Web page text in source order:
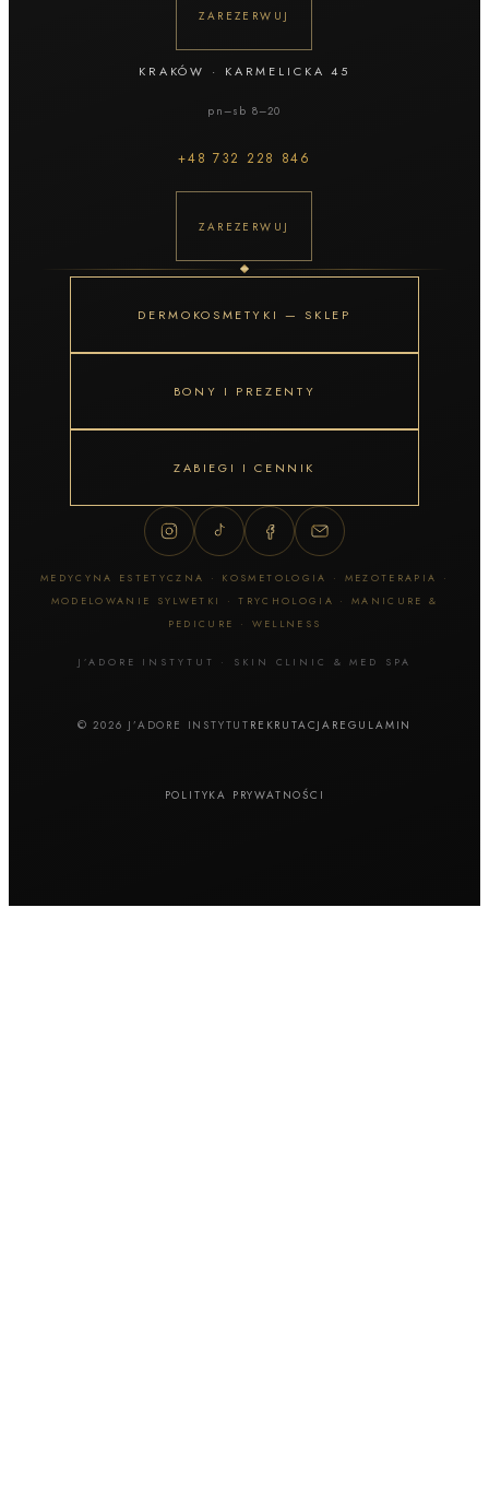
ZAREZERWUJ
KRAKÓW · KARMELICKA 45
pn–sb 8–20
+48732 228 846
ZAREZERWUJ
DERMOKOSMETYKI — SKLEP
BONY I PREZENTY
ZABIEGI I CENNIK
MEDYCYNA ESTETYCZNA · KOSMETOLOGIA · MEZOTERAPIA ·
MODELOWANIE SYLWETKI · TRYCHOLOGIA · MANICURE &
PEDICURE · WELLNESS
J’ADORE INSTYTUT · SKIN CLINIC & MED SPA
© 2026 J’ADORE INSTYTUT REKRUTACJA REGULAMIN
POLITYKA PRYWATNOŚCI